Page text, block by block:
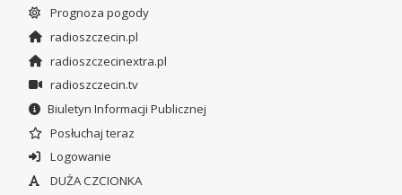
Prognoza pogody
radioszczecin.pl
radioszczecinextra.pl
radioszczecin.tv
Biuletyn Informacji Publicznej
Posłuchaj teraz
Logowanie
DUŻA CZCIONKA